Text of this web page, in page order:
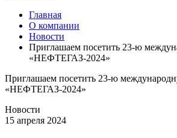
Главная
О компании
Новости
Приглашаем посетить 23-ю
«НЕФТЕГАЗ-2024»
Приглашаем посетить 23-ю
«НЕФТЕГАЗ-2024»
Новости
15 апреля 2024